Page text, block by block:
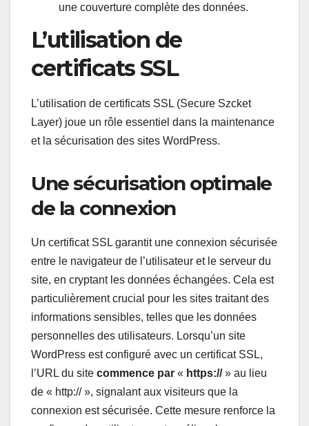
une couverture complète des données.
L’utilisation de
certificats SSL
L’utilisation de certificats SSL (Secure Szcket
Layer) joue un rôle essentiel dans la maintenance
et la sécurisation des sites WordPress.
Une sécurisation optimale
de la connexion
Un certificat SSL garantit une connexion sécurisée
entre le navigateur de l’utilisateur et le serveur du
site, en cryptant les données échangées. Cela est
particulièrement crucial pour les sites traitant des
informations sensibles, telles que les données
personnelles des utilisateurs. Lorsqu’un site
WordPress est configuré avec un certificat SSL,
l’URL du site commence par « https://» au lieu
de « http:// », signalant aux visiteurs que la
connexion est sécurisée. Cette mesure renforce la